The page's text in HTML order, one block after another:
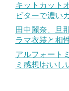
キットカット
ビターで濃い
田中麗奈、旦
ラマ衣装と相
アルフォート
ミ感想!おいし